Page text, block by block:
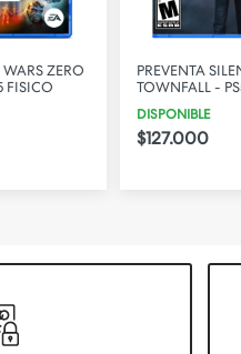
WARS ZERO
FISICO
PREVENTA
TOWNFALL -
DISPONIBLE
$127.000